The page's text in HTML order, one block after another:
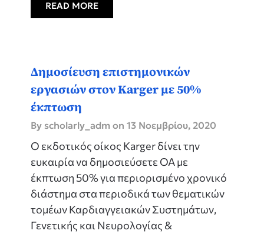
READ MORE
Δημοσίευση επιστημονικών
εργασιών στον Karger με 50%
έκπτωση
By scholarly_adm on 13 Νοεμβρίου, 2020
Ο εκδοτικός οίκος Karger δίνει την
ευκαιρία να δημοσιεύσετε ΟΑ με
έκπτωση 50% για περιορισμένο χρονικό
διάστημα στα περιοδικά των θεματικών
τομέων Καρδιαγγειακών Συστημάτων,
Γενετικής και Νευρολογίας &